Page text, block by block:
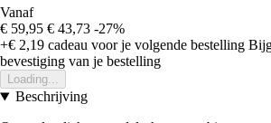
Vanaf
€ 59,95 € 43,73 -27%
+€ 2,19 cadeau voor je volgende bestelling
bevestiging van je bestelling
Loading...
Beschrijving